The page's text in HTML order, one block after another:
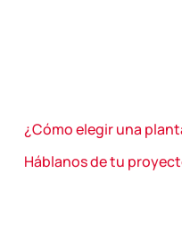
¿Cómo elegir una
Háblanos de tu